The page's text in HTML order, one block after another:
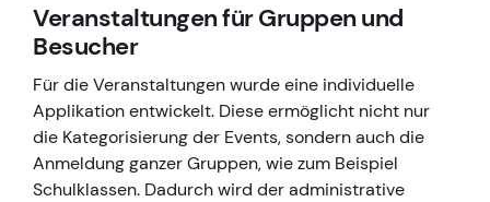
Veranstaltungen für Gruppen und
Besucher
Für die Veranstaltungen wurde eine individuelle
Applikation entwickelt. Diese ermöglicht nicht nur
die Kategorisierung der Events, sondern auch die
Anmeldung ganzer Gruppen, wie zum Beispiel
Schulklassen. Dadurch wird der administrative